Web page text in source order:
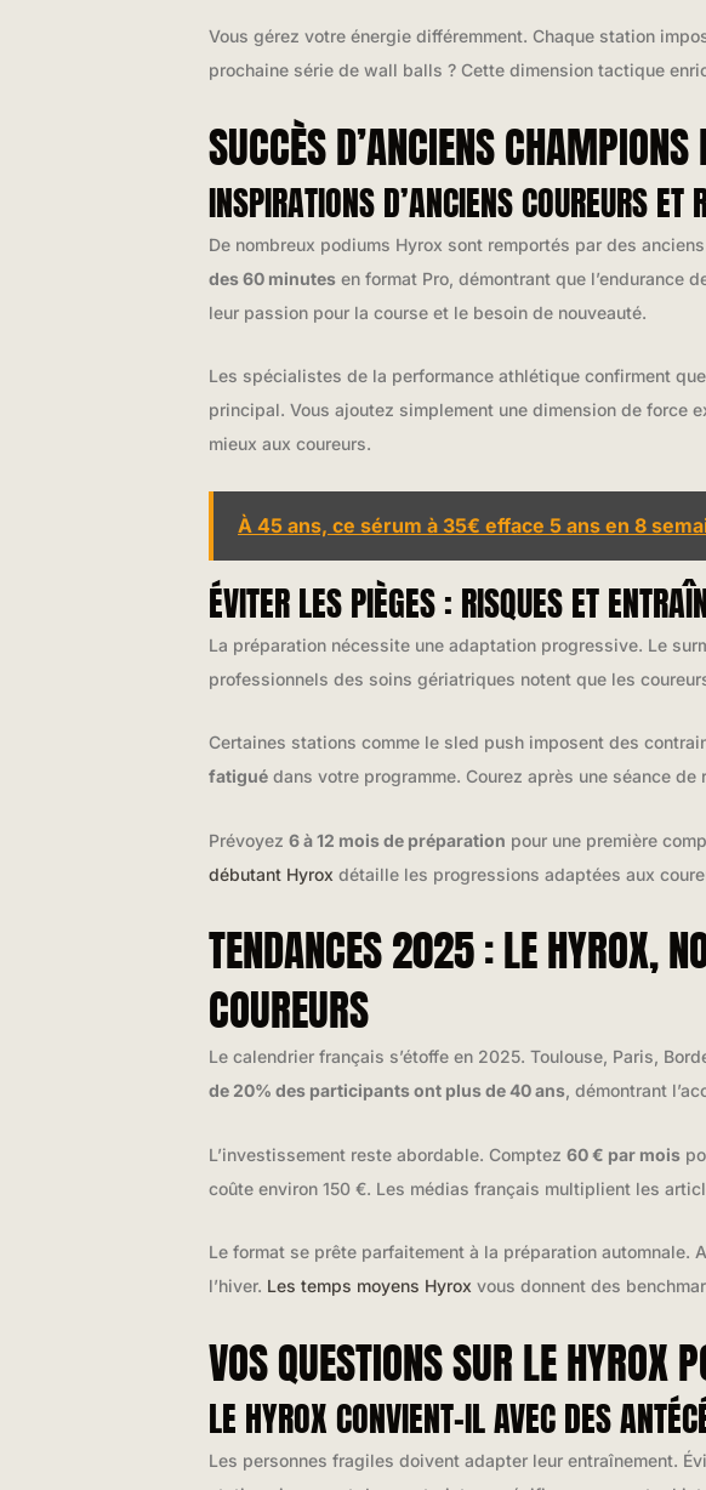
Vous gérez votre énergie différemment. Chaque station
prochaine série de wall balls ? Cette dimension tactique
SUCCÈS D’ANCIENS
INSPIRATIONS D’ANCIENS COUREURS
De nombreux podiums Hyrox sont remportés par des
des 60 minutes en format Pro, démontrant que l’endurance
leur passion pour la course et le besoin de nouveauté.
Les spécialistes de la performance athlétique confirment
principal. Vous ajoutez simplement une dimension de force
mieux aux coureurs.
À 45 ans, ce sérum à 35€ efface 5 ans en 8
ÉVITER LES PIÈGES : RISQUES ET
La préparation nécessite une adaptation progressive. Le
professionnels des soins gériatriques notent que les
Certaines stations comme le sled push imposent des
fatigué dans votre programme. Courez après une séance
Prévoyez 6 à 12 mois de préparation pour une première
débutant Hyrox détaille les progressions adaptées aux
TENDANCES 2025 : LE HYROX,
COUREURS
Le calendrier français s’étoffe en 2025. Toulouse, Paris,
de 20% des participants ont plus de 40 ans , démontrant
L’investissement reste abordable. Comptez 60 € par mois
coûte environ 150 €. Les médias français multiplient les
Le format se prête parfaitement à la préparation
l’hiver. Les temps moyens Hyrox vous donnent des
VOS QUESTIONS SUR LE HYROX
LE HYROX CONVIENT-IL AVEC DES
Les personnes fragiles doivent adapter leur entraînement.